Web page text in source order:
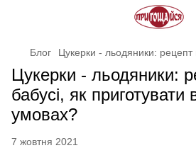
Блог Цукерки - льодяники: рецепт
Цукерки - льодяники:
бабусі, як
умовах?
7 жовтня 2021